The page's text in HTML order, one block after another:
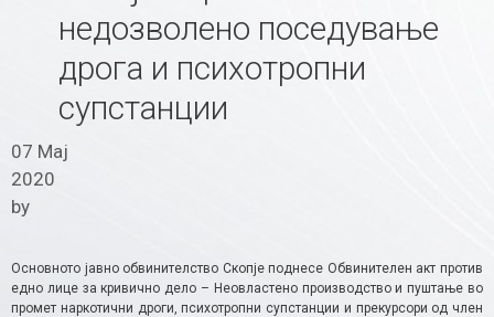
недозволено поседување
дрога и психотропни
супстанции
07 Мај
2020
by
Основното јавно обвинителство Скопје поднесе Обвинителен акт против
едно лице за кривично дело – Неовластено производство и пуштање во
промет наркотични дроги, психотропни супстанции и прекурсори од член